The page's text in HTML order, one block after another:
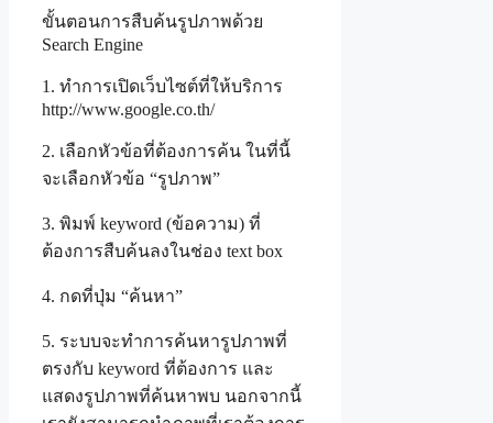
ขั้นตอนการสืบค้นรูปภาพด้วย
Search Engine
1. ทำการเปิดเว็บไซต์ที่ให้บริการ
http://www.google.co.th/
2. เลือกหัวข้อที่ต้องการค้น ในที่นี้
จะเลือกหัวข้อ “รูปภาพ”
3. พิมพ์ keyword (ข้อความ) ที่
ต้องการสืบค้นลงในช่อง text box
4. กดที่ปุ่ม “ค้นหา”
5. ระบบจะทำการค้นหารูปภาพที่
ตรงกับ keyword ที่ต้องการ และ
แสดงรูปภาพที่ค้นหาพบ นอกจากนี้